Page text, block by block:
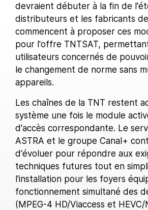
devraient débuter à la fin de
distributeurs et les fabricants
commencent à proposer ces
pour l'offre TNTSAT,
utilisateurs concernés de
le changement de norme sans
appareils.
Les chaînes de la TNT restent
système une fois le module
d'accès correspondante. Le
ASTRA et le groupe Canal+
d'évoluer pour répondre aux
techniques futures tout en
l'installation pour les foyers
fonctionnement simultané des
(MPEG-4 HD/Viaccess et HEVC/